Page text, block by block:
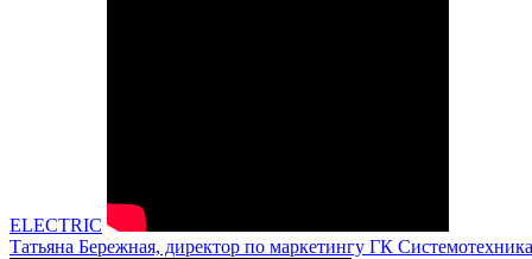
ELECTRIC
Татьяна Бережная, директор по маркетингу ГК Системотехника